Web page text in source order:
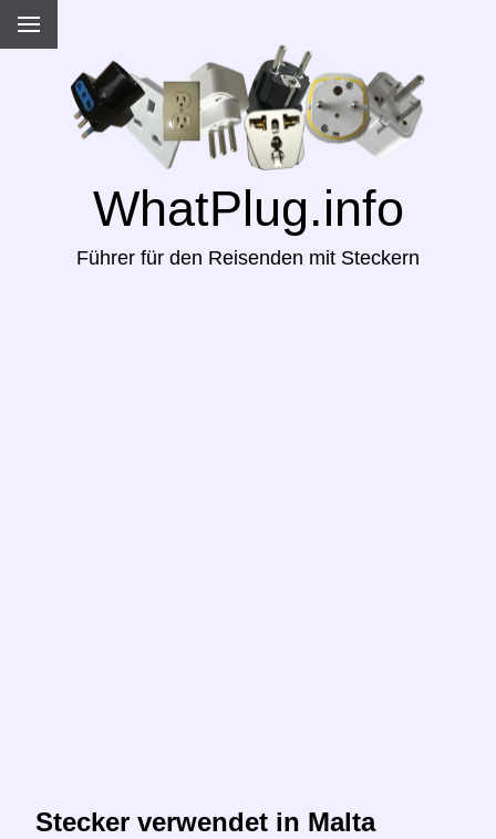
WhatPlug.info
Führer für den Reisenden mit Steckern
Stecker verwendet in Malta